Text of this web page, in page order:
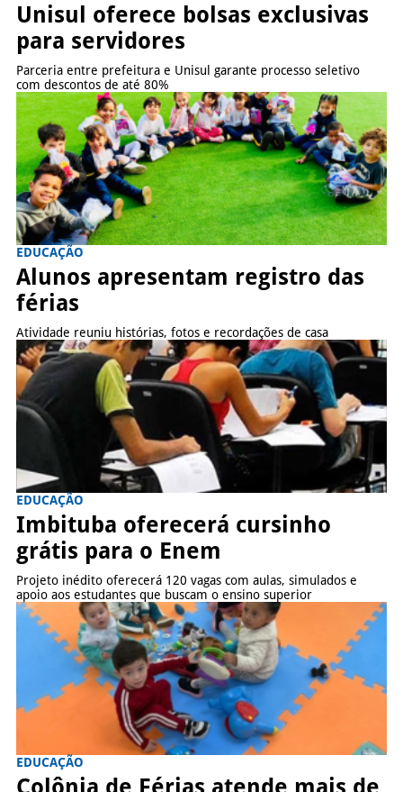
Unisul oferece bolsas exclusivas
para servidores
Parceria entre prefeitura e Unisul garante processo seletivo
com descontos de até 80%
EDUCAÇÃO
Alunos apresentam registro das
férias
Atividade reuniu histórias, fotos e recordações de casa
EDUCAÇÃO
Imbituba oferecerá cursinho
grátis para o Enem
Projeto inédito oferecerá 120 vagas com aulas, simulados e
apoio aos estudantes que buscam o ensino superior
EDUCAÇÃO
Colônia de Férias atende mais de